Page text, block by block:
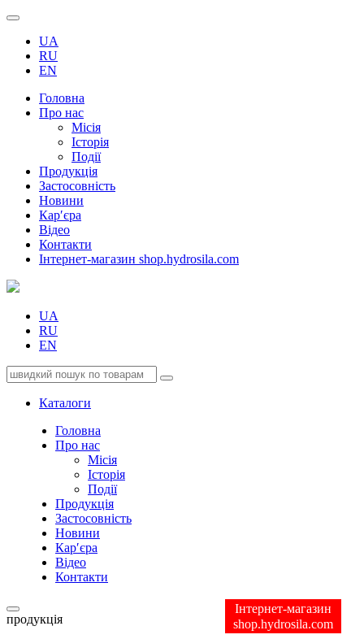
UA
RU
EN
Головна
Про нас
Місія
Історія
Події
Продукція
Застосовність
Новини
Кар′єра
Відео
Контакти
Інтернет-магазин shop.hydrosila.com
UA
RU
EN
Каталоги
Головна
Про нас
Місія
Історія
Події
Продукція
Застосовність
Новини
Кар′єра
Відео
Контакти
Інтернет-магазин
shop.hydrosila.com
продукція